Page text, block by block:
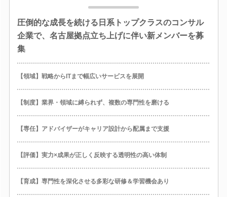
圧倒的な成長を続ける日系トップクラスのコンサル
企業で、名古屋拠点立ち上げに伴い新メンバーを募
集
【領域】戦略からITまで幅広いサービスを展開
【制度】業界・領域に縛られず、複数の専門性を磨ける
【専任】アドバイザーがキャリア設計から配属まで支援
【評価】実力×成果が正しく反映する透明性の高い体制
【育成】専門性を深化させる多彩な研修＆学習機会あり